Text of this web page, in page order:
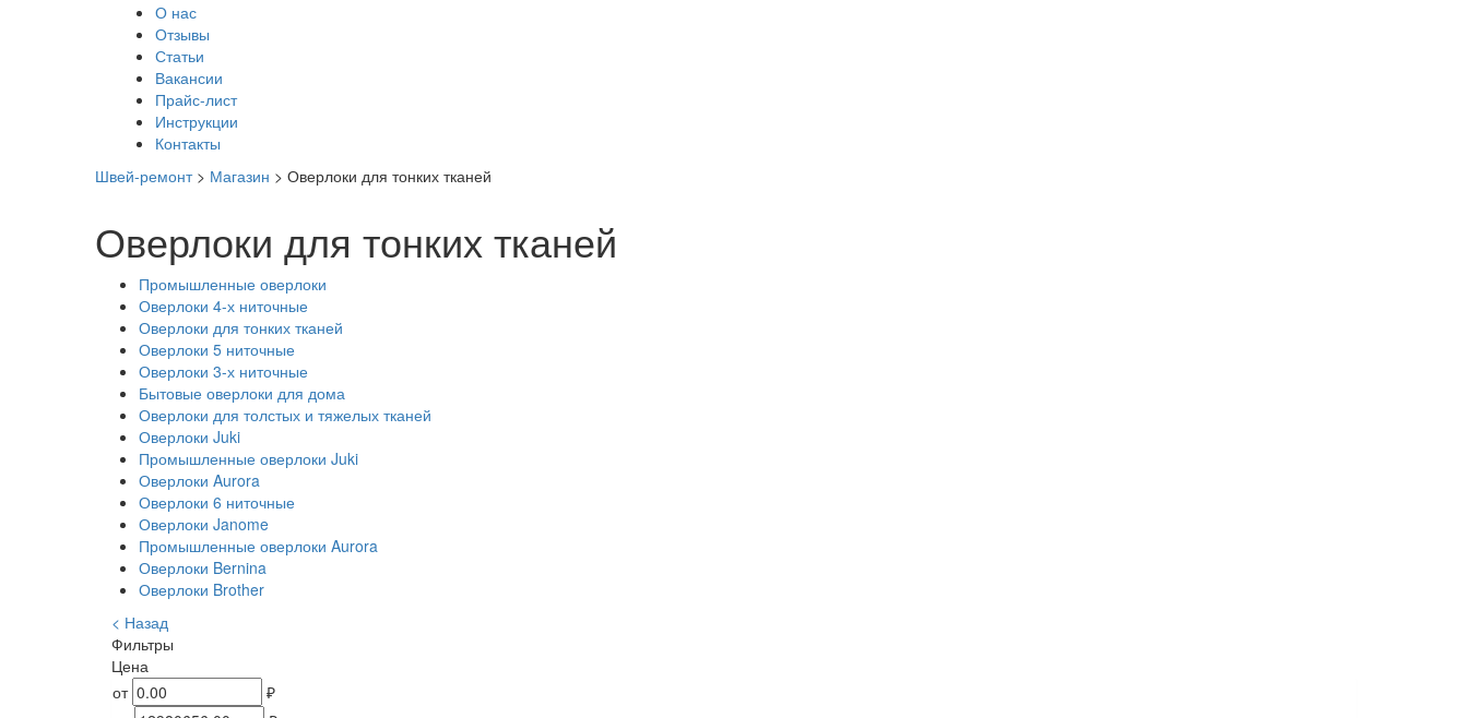
О нас
Отзывы
Статьи
Вакансии
Прайс-лист
Инструкции
Контакты
Швей-ремонт> Магазин > Оверлоки для тонких тканей
Оверлоки для тонких тканей
Промышленные оверлоки
Оверлоки 4-х ниточные
Оверлоки для тонких тканей
Оверлоки 5 ниточные
Оверлоки 3-х ниточные
Бытовые оверлоки для дома
Оверлоки для толстых и тяжелых тканей
Оверлоки Juki
Промышленные оверлоки Juki
Оверлоки Aurora
Оверлоки 6 ниточные
Оверлоки Janome
Промышленные оверлоки Aurora
Оверлоки Bernina
Оверлоки Brother
< Назад
Фильтры
Цена
от
₽